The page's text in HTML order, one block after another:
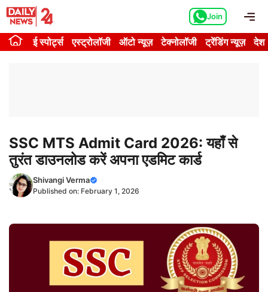
Skip
content
Join
ई स्पोर्ट्स एस्ट्रोलॉजी ऑटो न्यूज़ टेक्नोलॉजी ट्रेंडिंग न्यूज़ देश
SSC MTS Admit Card 2026: यहाँ से
तुरंत डाउनलोड करें अपना एडमिट कार्ड
Shivangi Verma
Published on: February 1, 2026